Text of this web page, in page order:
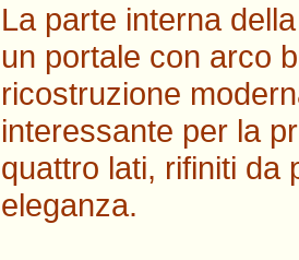
La parte interna
un portale con arco
ricostruzione
interessante per la
quattro lati, rifiniti da
eleganza.